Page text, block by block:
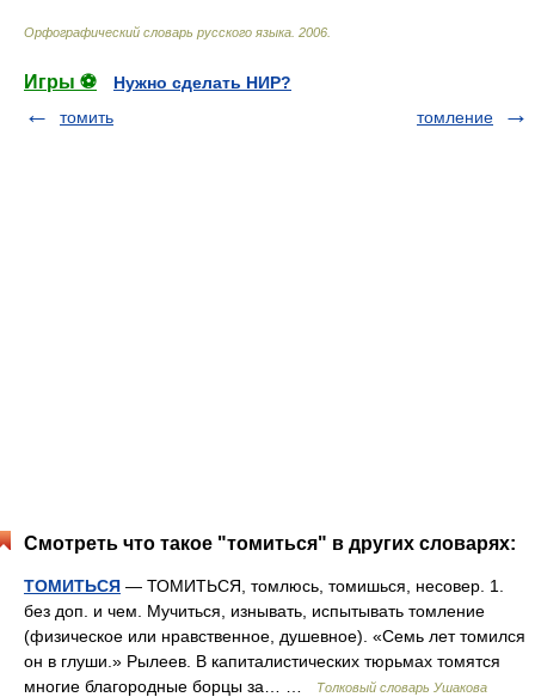
Орфографический словарь русского языка 2006
Игры ⚽
Нужно сделать НИР?
томить
томление
Смотреть что такое "томиться" в других словарях:
ТОМИТЬСЯ — ТОМИТЬСЯ, томлюсь, томишься, несовер. 1.
без доп. и чем. Мучиться, изнывать, испытывать томление
(физическое или нравственное, душевное). «Семь лет томился
он в глуши.» Рылеев. В капиталистических тюрьмах томятся
многие благородные борцы за… …
Толковый словарь Ушакова